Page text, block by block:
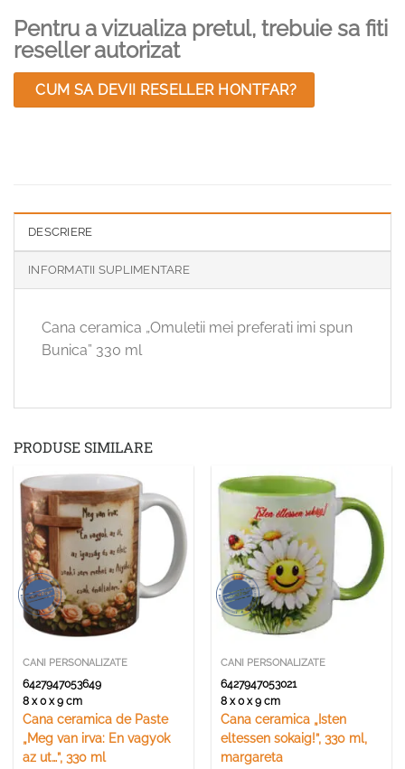
Pentru a vizualiza pretul, trebuie sa fiti
reseller autorizat
CUM SA DEVII RESELLER HONTFAR?
DESCRIERE
INFORMATII SUPLIMENTARE
Cana ceramica „Omuletii mei preferati imi spun
Bunica” 330 ml
PRODUSE SIMILARE
CANI PERSONALIZATE
6427947053649
8 x 0 x 9 cm
Cana ceramica de Paste
„Meg van irva: En vagyok
az ut…”, 330 ml
CANI PERSONALIZATE
6427947053021
8 x 0 x 9 cm
Cana ceramica „Isten
eltessen sokaig!”, 330 ml,
margareta